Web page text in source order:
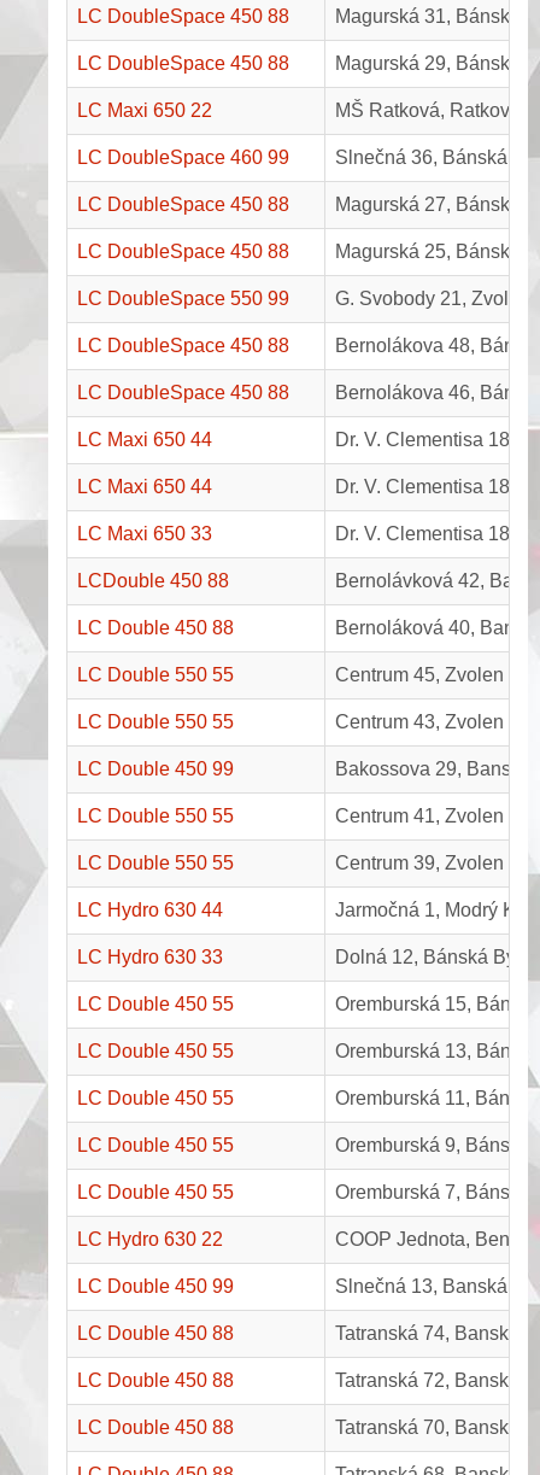
LC DoubleSpace 450 88 Magurská 31, Bánská
LC DoubleSpace 450 88 Magurská 29, Bánská
LC Maxi 650 22 MŠ Ratková, Ratková
LC DoubleSpace 460 99 Slnečná 36, Bánská
LC DoubleSpace 450 88 Magurská 27, Bánská
LC DoubleSpace 450 88 Magurská 25, Bánská
LC DoubleSpace 550 99 G. Svobody 21, Zvolen
LC DoubleSpace 450 88 Bernolákova 48,
LC DoubleSpace 450 88 Bernolákova 46,
LC Maxi 650 44 Dr. V. Clementisa
LC Maxi 650 44 Dr. V. Clementisa
LC Maxi 650 33 Dr. V. Clementisa
LCDouble 450 88 Bernolávková 42,
LC Double 450 88 Bernoláková 40,
LC Double 550 55 Centrum 45, Zvolen
LC Double 550 55 Centrum 43, Zvolen
LC Double 450 99 Bakossova 29, Banská
LC Double 550 55 Centrum 41, Zvolen
LC Double 550 55 Centrum 39, Zvolen
LC Hydro 630 44 Jarmočná 1, Modrý
LC Hydro 630 33 Dolná 12, Bánská
LC Double 450 55 Oremburská 15,
LC Double 450 55 Oremburská 13,
LC Double 450 55 Oremburská 11,
LC Double 450 55 Oremburská 9, Bánská
LC Double 450 55 Oremburská 7, Bánská
LC Hydro 630 22 COOP Jednota, Benuš
LC Double 450 99 Slnečná 13, Banská
LC Double 450 88 Tatranská 74, Banská
LC Double 450 88 Tatranská 72, Banská
LC Double 450 88 Tatranská 70, Banská